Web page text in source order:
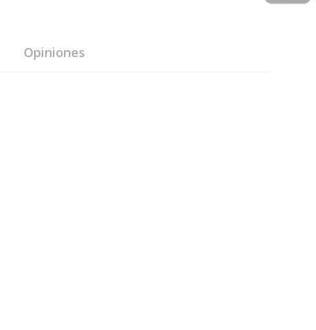
Opiniones